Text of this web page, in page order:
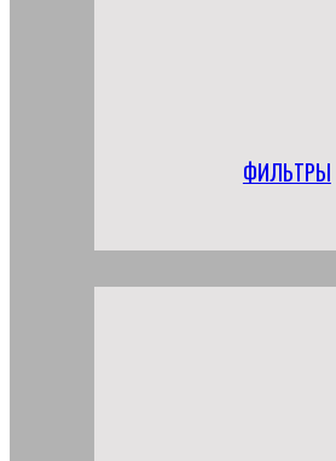
ФИЛЬТРЫ